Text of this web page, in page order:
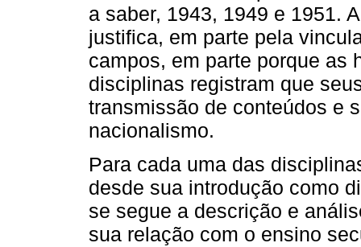
a saber, 1943, 1949 e 1951.
justifica, em parte pela
campos, em parte porque as
disciplinas registram que
transmissão de conteúdos e
nacionalismo.
Para cada uma das
desde sua introdução como
se segue a descrição e
sua relação com o ensino